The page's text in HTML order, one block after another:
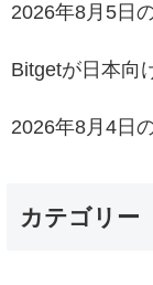
2026年8月5日
Bitgetが日本向
2026年8月4日
カテゴリー